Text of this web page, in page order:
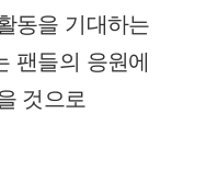
동을 기대하는
팬들의 응원에
것으로